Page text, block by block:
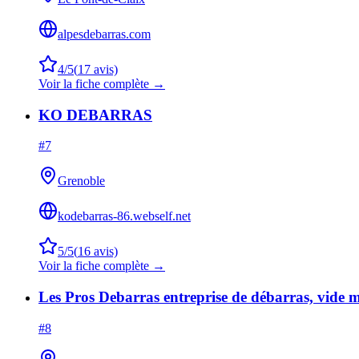
alpesdebarras.com
4/5(17 avis)
Voir la fiche complète →
KO DEBARRAS
#7
Grenoble
kodebarras-86.webself.net
5/5(16 avis)
Voir la fiche complète →
Les Pros Debarras entreprise de débarras, vide
#8